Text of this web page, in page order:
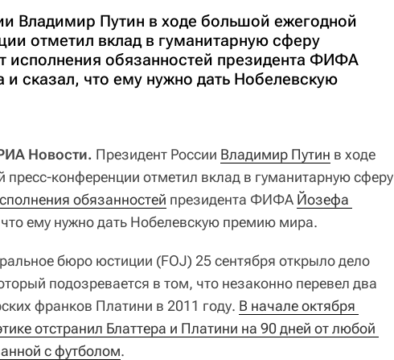
Владимир Путин в ходе большой ежегодной
отметил вклад в гуманитарную сферу
исполнения обязанностей президента ФИФА
и сказал, что ему нужно дать Нобелевскую
Новости. Президент России Владимир Путин в ходе
пресс-конференции отметил вклад в гуманитарную сферу
обязанностей президента ФИФА Йозефа
ему нужно дать Нобелевскую премию мира.
бюро юстиции (FOJ) 25 сентября открыло дело
подозревается в том, что незаконно перевел два
франков Платини в 2011 году. В начале октября
отстранил Блаттера и Платини на 90 дней от любой
с футболом.